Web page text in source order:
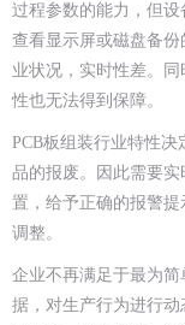
过程参数的能力，但
查看显示屏或磁盘备
业状况，实时性差。
性也无法得到保障。
PCB板组装行业特性决
品的报废。因此需要
置，给予正确的报警
调整。
企业不再满足于最为
据，对生产行为进行